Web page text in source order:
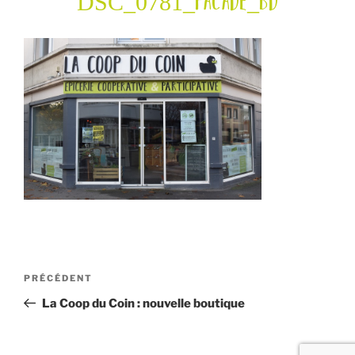
Navigation
de
Article
précédent
PRÉCÉDENT
La Coop du Coin : nouvelle boutique